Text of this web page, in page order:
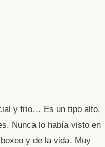
y frio… Es un tipo alto,
Nunca lo había visto en
y de la vida. Muy